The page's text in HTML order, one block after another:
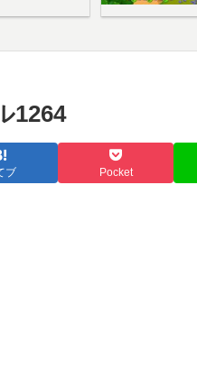
1264
ブ Pocket